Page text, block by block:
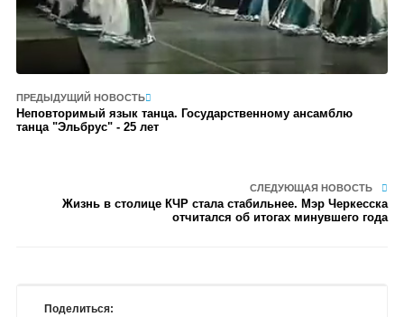
ПРЕДЫДУЩИЙ НОВОСТЬ
Неповторимый язык танца. Государственному ансамблю
танца "Эльбрус" - 25 лет
СЛЕДУЮЩАЯ НОВОСТЬ
Жизнь в столице КЧР стала стабильнее. Мэр Черкесска
отчитался об итогах минувшего года
Поделиться: